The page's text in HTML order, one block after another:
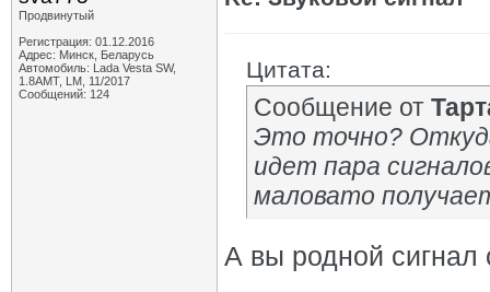
Продвинутый
Регистрация: 01.12.2016
Адрес: Минск, Беларусь
Автомобиль: Lada Vesta SW,
1.8AMT, LM, 11/2017
Сообщений: 124
Цитата:
Сообщение от
Это точно?
идет пара
маловато
А вы родной сигнал